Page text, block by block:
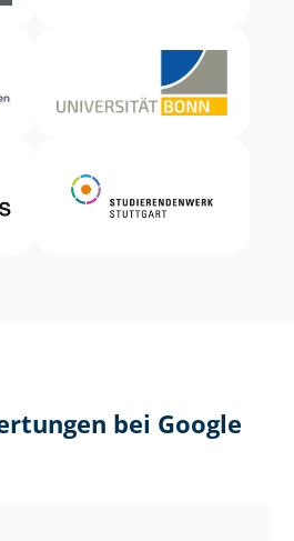
bei Google